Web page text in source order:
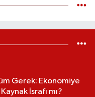
Gerek: Ekonomiye
İsrafı mı?